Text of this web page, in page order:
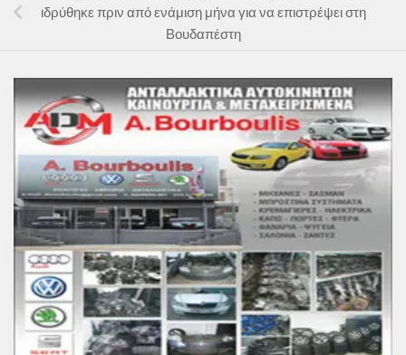
ιδρύθηκε πριν από ενάμιση μήνα για να επιστρέψει στη
Βουδαπέστη